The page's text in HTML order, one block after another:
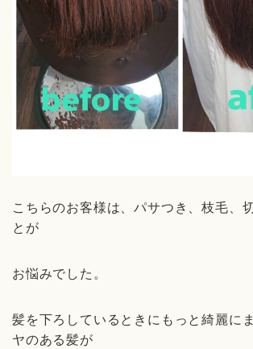
こちらのお客様は、パサつき、枝毛、
とが
お悩みでした。
髪を下ろしているときにもっと綺麗に
ヤのある髪が